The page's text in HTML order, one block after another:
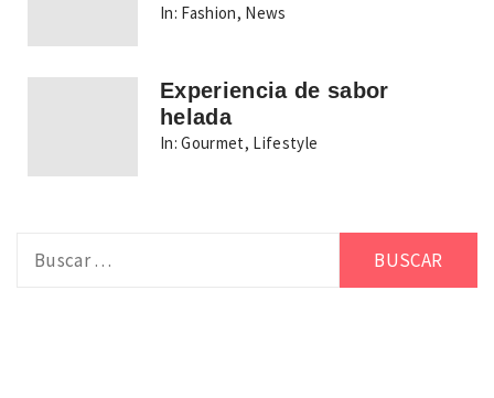
In: Fashion, News
Experiencia de sabor
helada
In: Gourmet, Lifestyle